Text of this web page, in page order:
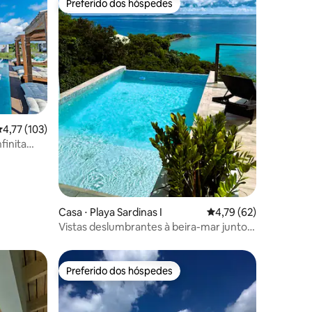
de uma avaliação média de 5, 103 avaliações
4,77 (103)
Preferido dos hóspedes
Preferido dos hóspedes
Casa ⋅ Playa Sardinas I 4,79 de uma
4,79 (62)
Vistas deslumbrantes à beira-mar junto
hóspedes Preferido dos hóspedes
Preferido dos hóspedes